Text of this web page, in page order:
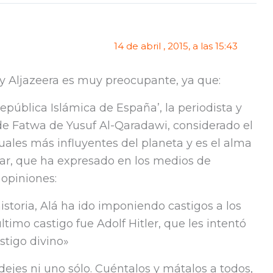
14 de abril , 2015, a las 15:43
Aljazeera es muy preocupante, ya que:
Islámica de España’, la periodista y
Fatwa de Yusuf Al-Qaradawi, considerado el
más influyentes del planeta y es el alma
que ha expresado en los medios de
Alá ha ido imponiendo castigos a los
castigo fue Adolf Hitler, que les intentó
divino»
ni uno sólo. Cuéntalos y mátalos a todos,